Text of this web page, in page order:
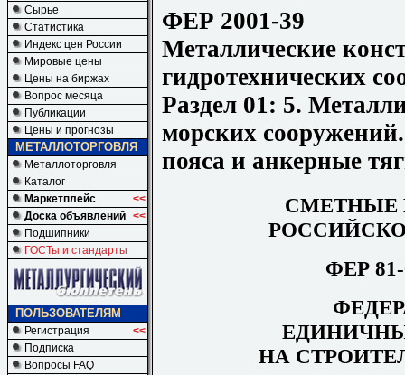
Сырье
Статистика
Индекс цен России
Мировые цены
Цены на биржах
Вопрос месяца
Публикации
Цены и прогнозы
МЕТАЛЛОТОРГОВЛЯ
Металлоторговля
Каталог
Маркетплейс
<<
Доска объявлений <<
Подшипники
ГОСТы и стандарты
ПОЛЬЗОВАТЕЛЯМ
Регистрация
<<
Подписка
Вопросы FAQ
ФЕР 2001-39
Металлические
гидротехнических
Раздел 01: 5.
морских
пояса и анкерные
СМЕТНЫЕ
ФЕР
НА